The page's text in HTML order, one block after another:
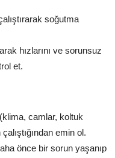
soğutma
hızlarını ve sorunsuz
et.
camlar, koltuk
emin ol.
önce bir sorun yaşanıp